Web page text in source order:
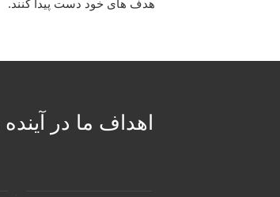
هدف های خود دست پیدا کنند.
اهداف ما در